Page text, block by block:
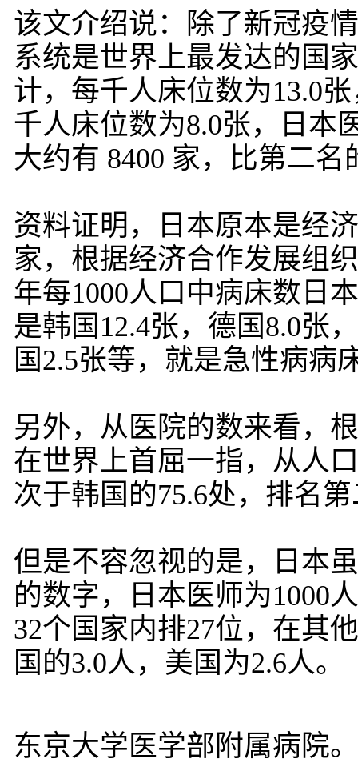
该文介绍说：除了新冠疫
系统是世界上最发达的国
计，每千人床位数为13.0
千人床位数为8.0张，日本
大约有 8400 家，比第二
资料证明，日本原本是经
家，根据经济合作发展组
年每1000人口中病床数日
是韩国12.4张，德国8.0张
国2.5张等，就是急性病病
另外，从医院的数来看，
在世界上首屈一指，从人
次于韩国的75.6处，排名
但是不容忽视的是，日本
的数字，日本医师为1000
32个国家内排27位，在其
国的3.0人，美国为2.6人。
东京大学医学部附属病院